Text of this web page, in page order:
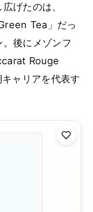
げたのは、
Tea」だっ
後にメゾンフ
Rouge
ャリアを代表す